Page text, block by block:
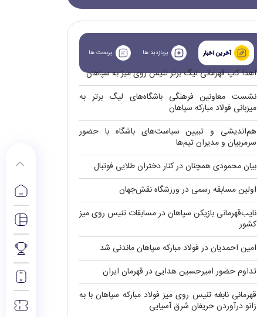
آخرین اخبار پربازدید ها پربحث ها
اهدا کاپ قهرمانی لیگ برتر تنیس روی میز به سپاهان
نشست معاونین فرهنگی باشگاه‌های لیگ برتر به
میزبانی فولاد مبارکه سپاهان
هم‌اندیشی و تبیین سیاست‌های باشگاه با حضور
سرمربیان و مدیران تیم‌ها
بیان محمودی همچنان در کنار دختران طلایی فوتبال
اولین مسابقه رسمی در ورزشگاه نقش‌جهان
نایب‌قهرمانی بازیکن سپاهان در مسابقات تنیس روی میز
کشور
امین احمدیان در فولاد مبارکه سپاهان ماندنی شد
تداوم حضور امیرحسین هدایی در قهرمان ایران
قهرمانی نابغه تنیس روی میز فولاد مبارکه سپاهان با به
زانو درآوردن حریفان شرق آسیایی